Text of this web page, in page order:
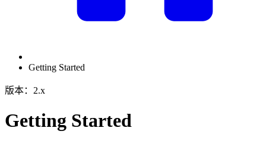
Getting Started
版本：2.x
Getting Started